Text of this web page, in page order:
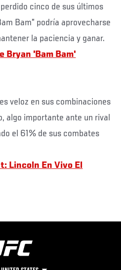
cinco de sus últimos
Bam” podría aprovecharse
la paciencia y ganar.
Bryan 'Bam Bam'
veloz en sus combinaciones
algo importante ante un rival
el 61% de sus combates
Lincoln En Vivo El